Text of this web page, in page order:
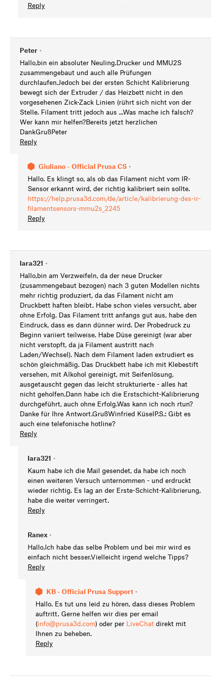
Reply
Peter •
Hallo,bin ein absoluter Neuling.Drucker und MMU2S
zusammengebaut und auch alle Prüfungen
durchlaufen.Jedoch bei der ersten Schicht Kalibrierung
bewegt sich der Extruder / das Heizbett nicht in den
vorgesehenen Zick-Zack Linien (rührt sich nicht von der
Stelle. Filament tritt jedoch aus ...Was mache ich falsch?
Wer kann mir helfen?Bereits jetzt herzlichen
DankGrußPeter
Reply
Giuliano - Official Prusa CS •
Hallo. Es klingt so, als ob das Filament nicht vom IR-
Sensor erkannt wird, der richtig kalibriert sein sollte.
https://help.prusa3d.com/de/article/kalibrierung-des-ir-
filamentsensors-mmu2s_2245
Reply
lara321 •
Hallo,bin am Verzweifeln, da der neue Drucker
(zusammengebaut bezogen) nach 3 guten Modellen nichts
mehr richtig produziert, da das Filament nicht am
Druckbett haften bleibt. Habe schon vieles versucht, aber
ohne Erfolg. Das Filament tritt anfangs gut aus, habe den
Eindruck, dass es dann dünner wird. Der Probedruck zu
Beginn variiert teilweise. Habe Düse gereinigt (war aber
nicht verstopft, da ja Filament austritt nach
Laden/Wechsel). Nach dem Filament laden extrudiert es
schön gleichmäßig. Das Druckbett habe ich mit Klebestift
versehen, mit Alkohol gereinigt, mit Seifenlösung,
ausgetauscht gegen das leicht strukturierte - alles hat
nicht geholfen.Dann habe ich die Erstschicht-Kalibrierung
durchgeführt, auch ohne Erfolg.Was kann ich noch rtun?
Danke für Ihre Antwort.GrußWinfried KüselP.S.: Gibt es
auch eine telefonische hotline?
Reply
lara321 •
Kaum habe ich die Mail gesendet, da habe ich noch
einen weiteren Versuch unternommen - und erdruckt
wieder richtig. Es lag an der Erste-Schicht-Kalibrierung,
habe die weiter verringert.
Reply
Ranex •
Hallo,Ich habe das selbe Problem und bei mir wird es
einfach nicht besser.Vielleicht irgend welche Tipps?
Reply
KB - Official Prusa Support •
Hallo. Es tut uns leid zu hören, dass dieses Problem
auftritt. Gerne helfen wir dies per email
(info@prusa3d.com) oder per LiveChat direkt mit
Ihnen zu beheben.
Reply